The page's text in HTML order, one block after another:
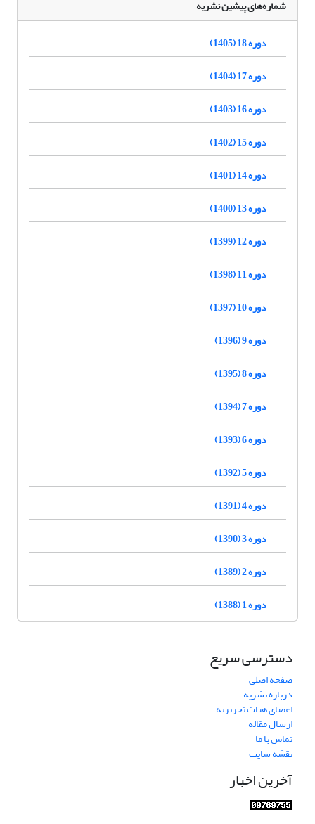
شماره‌های پیشین نشریه
دوره 18 (1405)
دوره 17 (1404)
دوره 16 (1403)
دوره 15 (1402)
دوره 14 (1401)
دوره 13 (1400)
دوره 12 (1399)
دوره 11 (1398)
دوره 10 (1397)
دوره 9 (1396)
دوره 8 (1395)
دوره 7 (1394)
دوره 6 (1393)
دوره 5 (1392)
دوره 4 (1391)
دوره 3 (1390)
دوره 2 (1389)
دوره 1 (1388)
دسترسی سریع
صفحه اصلی
درباره نشریه
اعضای هیات تحریریه
ارسال مقاله
تماس با ما
نقشه سایت
آخرین اخبار